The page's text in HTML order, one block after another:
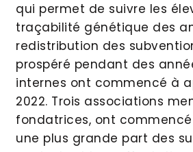
qui permet de suivre les
traçabilité génétique des
redistribution des
prospéré pendant des
internes ont commencé à
2022. Trois associations
fondatrices, ont
une plus grande part des